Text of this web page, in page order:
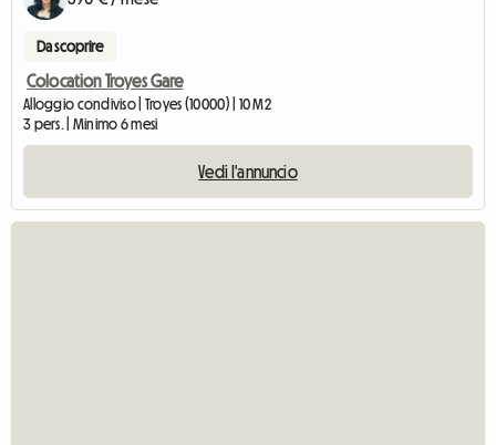
Da scoprire
Colocation Troyes Gare
Alloggio condiviso | Troyes (10000) | 10 M2
3 pers. | Minimo 6 mesi
Vedi l'annuncio